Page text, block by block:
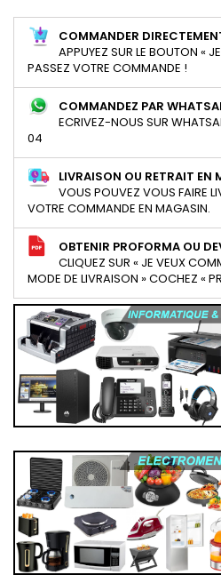
COMMANDER
APPUYEZ SUR LE BOUTON «
PASSEZ VOTRE COMMANDE !
COMMANDEZ PAR
ECRIVEZ-NOUS SUR
04
LIVRAISON OU RETRAIT EN
VOUS POUVEZ VOUS FAIRE
VOTRE COMMANDE EN MAGASIN.
OBTENIR PROFORMA OU
CLIQUEZ SUR « JE VEUX
MODE DE LIVRAISON » COCHEZ «